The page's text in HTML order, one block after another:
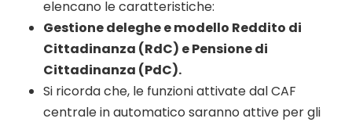
elencano le caratteristiche:
Gestione deleghe e modello Reddito di
Cittadinanza (RdC) e Pensione di
Cittadinanza (PdC).
Si ricorda che, le funzioni attivate dal CAF
centrale in automatico saranno attive per gli